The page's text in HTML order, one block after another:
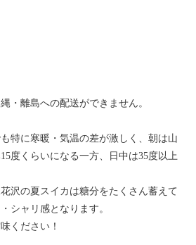
・離島への配送ができません。
特に寒暖・気温の差が激しく、朝は山
度くらいになる一方、日中は35度以上
沢の夏スイカは糖分をたくさん蓄えて
シャリ感となります。
ください！